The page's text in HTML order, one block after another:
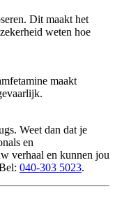
Dit maakt het
weten hoe
maakt
Weet dan dat je
en
verhaal en kunnen jou
040-303 5023.